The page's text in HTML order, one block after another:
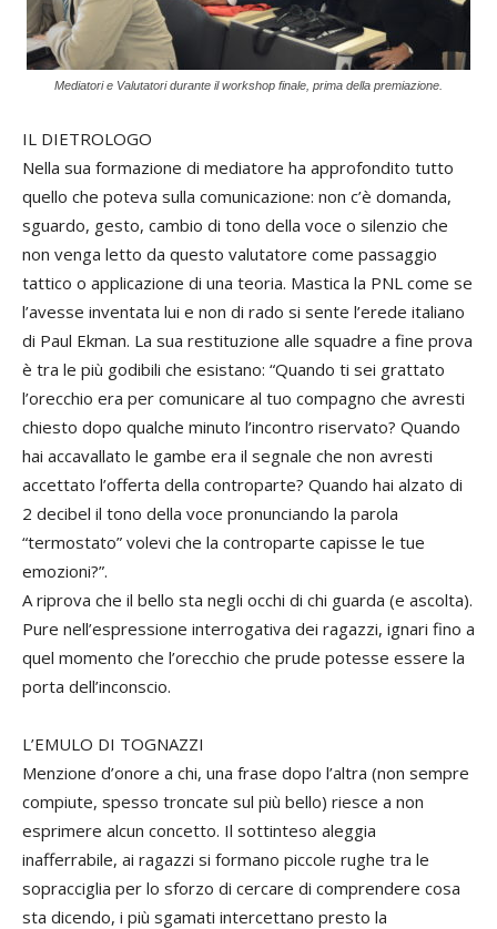
Mediatori e Valutatori durante il workshop finale, prima della premiazione.
IL DIETROLOGO
Nella sua formazione di mediatore ha approfondito tutto
quello che poteva sulla comunicazione: non c’è domanda,
sguardo, gesto, cambio di tono della voce o silenzio che
non venga letto da questo valutatore come passaggio
tattico o applicazione di una teoria. Mastica la PNL come se
l’avesse inventata lui e non di rado si sente l’erede italiano
di Paul Ekman. La sua restituzione alle squadre a fine prova
è tra le più godibili che esistano: “Quando ti sei grattato
l’orecchio era per comunicare al tuo compagno che avresti
chiesto dopo qualche minuto l’incontro riservato? Quando
hai accavallato le gambe era il segnale che non avresti
accettato l’offerta della controparte? Quando hai alzato di
2 decibel il tono della voce pronunciando la parola
“termostato” volevi che la controparte capisse le tue
emozioni?”.
A riprova che il bello sta negli occhi di chi guarda (e ascolta).
Pure nell’espressione interrogativa dei ragazzi, ignari fino a
quel momento che l’orecchio che prude potesse essere la
porta dell’inconscio.
L’EMULO DI TOGNAZZI
Menzione d’onore a chi, una frase dopo l’altra (non sempre
compiute, spesso troncate sul più bello) riesce a non
esprimere alcun concetto. Il sottinteso aleggia
inafferrabile, ai ragazzi si formano piccole rughe tra le
sopracciglia per lo sforzo di cercare di comprendere cosa
sta dicendo, i più sgamati intercettano presto la